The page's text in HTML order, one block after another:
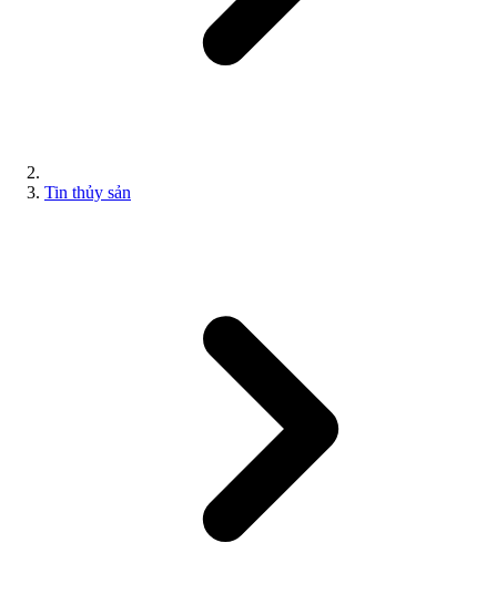
Tin thủy sản